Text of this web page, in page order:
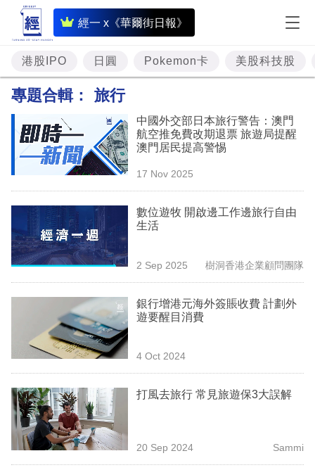
經一 x《華爾街日報》
即
時
財
經
投
資
樓
市
理
商
業
科
技
職
場
生
港股IPO 日圓 Pokemon卡 美股科技股
專題合輯： 旅行
中國外交部日本旅行警告：澳門
航空推免費改期退票 旅遊局提醒
澳門居民提高警惕
17 Nov 2025
數位遊牧 開啟邊工作邊旅行自由
生活
2 Sep 2025 樹洞香港企業顧問團隊
銀行增港元海外簽賬收費 計劃外
遊要醒目消費
4 Oct 2024
打風去旅行 常見旅遊保3大誤解
20 Sep 2024 Sammi